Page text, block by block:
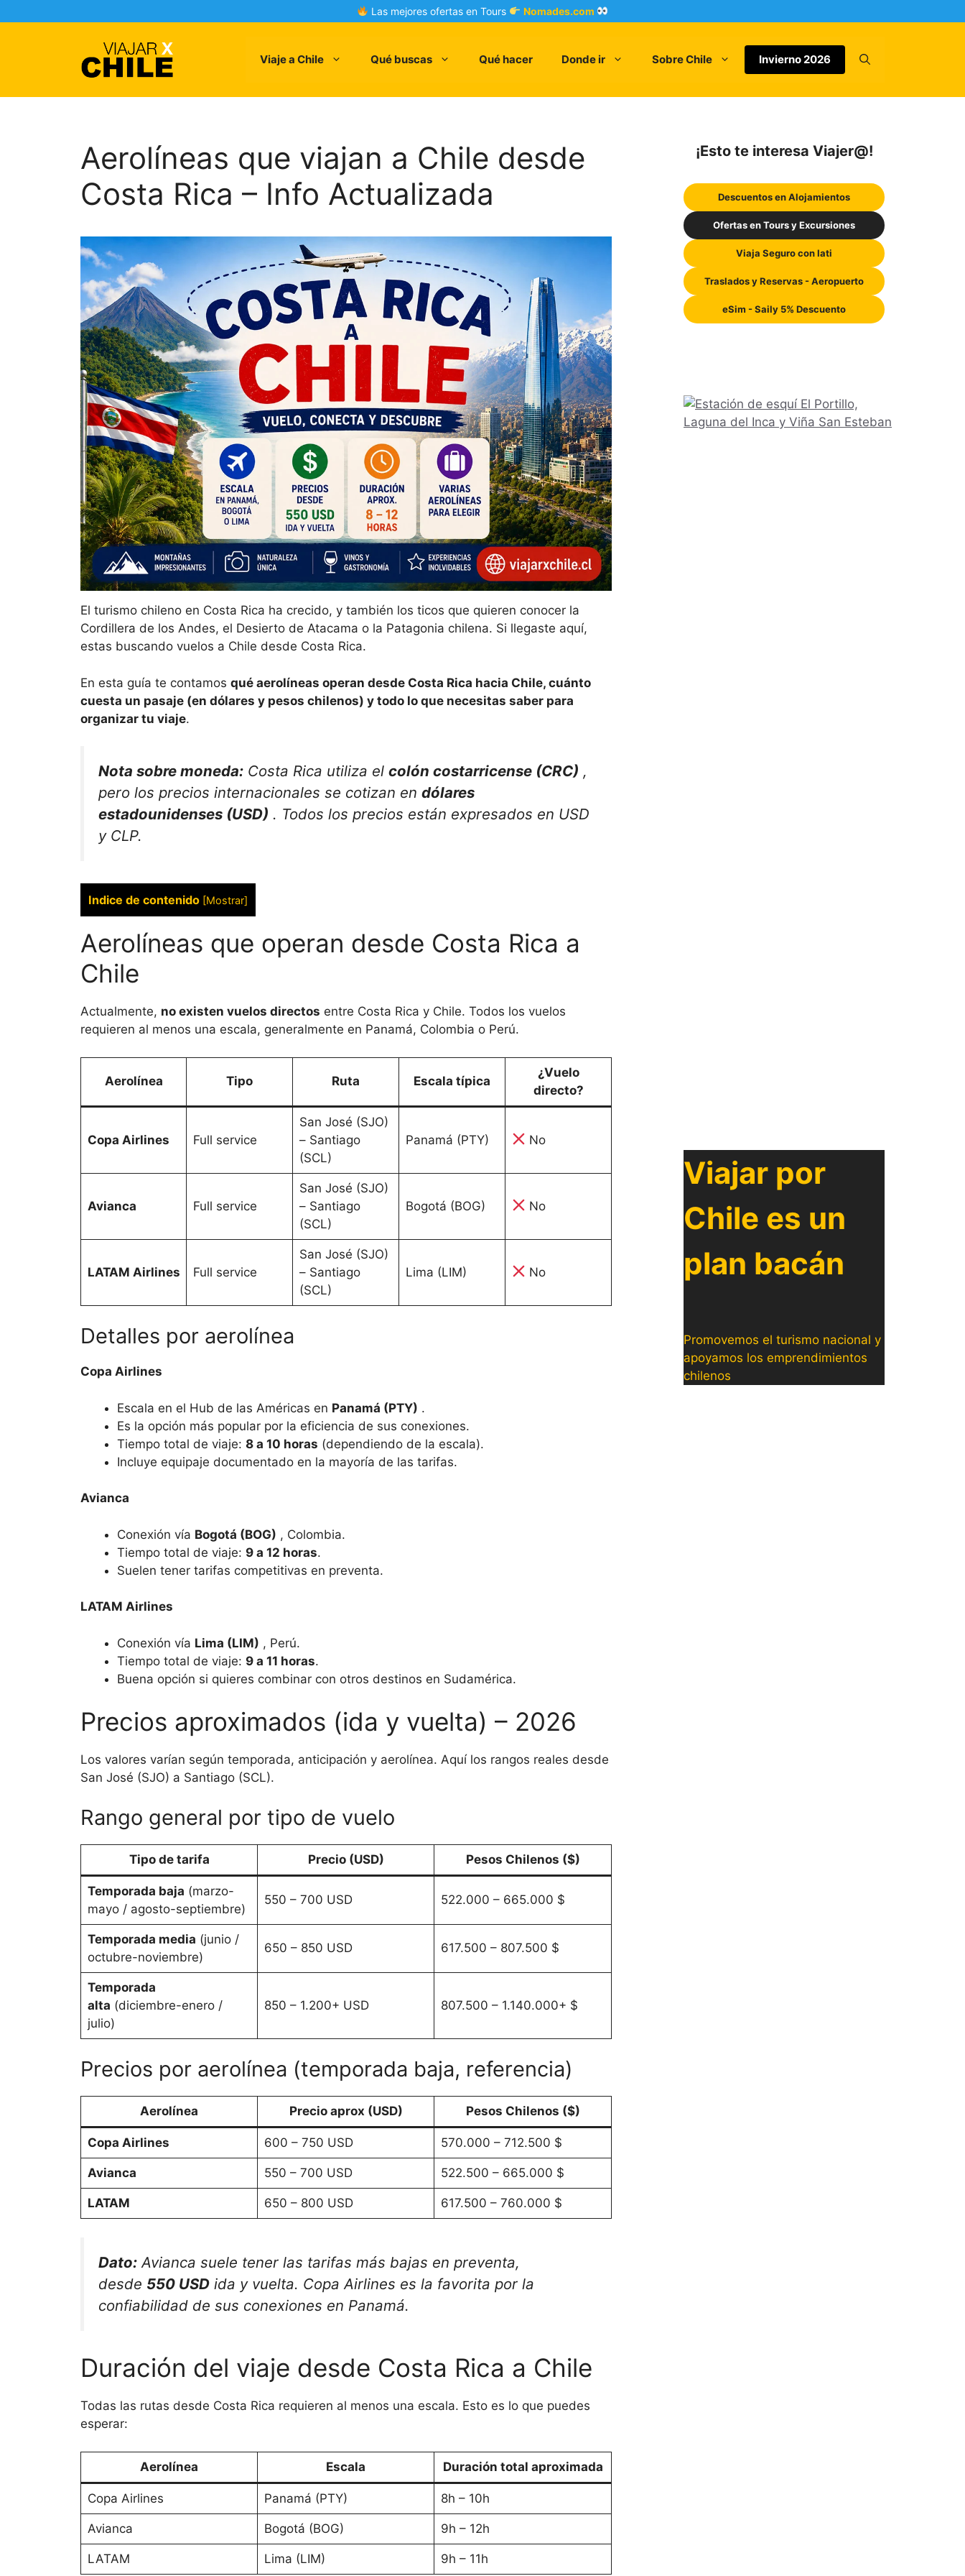
to
Las mejores ofertas en Tours Nomades.com
Viaje a Chile Qué buscas Qué hacer Donde ir Sobre Chile Invierno 2026
Aerolíneas que viajan a Chile desde
Costa Rica – Info Actualizada
El turismo chileno en Costa Rica ha crecido, y también los ticos que quieren conocer la
Cordillera de los Andes, el Desierto de Atacama o la Patagonia chilena. Si llegaste aquí,
estas buscando vuelos a Chile desde Costa Rica.
En esta guía te contamos qué aerolíneas operan desde Costa Rica hacia Chile, cuánto
cuesta un pasaje (en dólares y pesos chilenos) y todo lo que necesitas saber para
organizar tu viaje.
Nota sobre moneda: Costa Rica utiliza el colón costarricense (CRC) ,
pero los precios internacionales se cotizan en dólares
estadounidenses (USD) . Todos los precios están expresados en USD
y CLP.
Indice de contenido [Mostrar]
Aerolíneas que operan desde Costa Rica a
Chile
Actualmente, no existen vuelos directos entre Costa Rica y Chile. Todos los vuelos
requieren al menos una escala, generalmente en Panamá, Colombia o Perú.
Aerolínea Tipo Ruta Escala típica
¿Vuelo
directo?
Copa Airlines Full service
San José (SJO)
– Santiago
(SCL)
Panamá (PTY) No
Avianca Full service
San José (SJO)
– Santiago
(SCL)
Bogotá (BOG) No
LATAM Airlines Full service
San José (SJO)
– Santiago
(SCL)
Lima (LIM) No
Detalles por aerolínea
Copa Airlines
Escala en el Hub de las Américas en Panamá (PTY) .
Es la opción más popular por la eficiencia de sus conexiones.
Tiempo total de viaje: 8 a 10 horas (dependiendo de la escala).
Incluye equipaje documentado en la mayoría de las tarifas.
Avianca
Conexión vía Bogotá (BOG) , Colombia.
Tiempo total de viaje: 9 a 12 horas.
Suelen tener tarifas competitivas en preventa.
LATAM Airlines
Conexión vía Lima (LIM) , Perú.
Tiempo total de viaje: 9 a 11 horas.
Buena opción si quieres combinar con otros destinos en Sudamérica.
Precios aproximados (ida y vuelta) – 2026
Los valores varían según temporada, anticipación y aerolínea. Aquí los rangos reales desde
San José (SJO) a Santiago (SCL).
Rango general por tipo de vuelo
Tipo de tarifa Precio (USD) Pesos Chilenos ($)
Temporada baja (marzo-
mayo / agosto-septiembre)
550 – 700 USD 522.000 – 665.000 $
Temporada media (junio /
octubre-noviembre)
650 – 850 USD 617.500 – 807.500 $
Temporada
alta (diciembre-enero /
julio)
850 – 1.200+ USD 807.500 – 1.140.000+ $
Precios por aerolínea (temporada baja, referencia)
Aerolínea Precio aprox (USD) Pesos Chilenos ($)
Copa Airlines 600 – 750 USD 570.000 – 712.500 $
Avianca 550 – 700 USD 522.500 – 665.000 $
LATAM 650 – 800 USD 617.500 – 760.000 $
Dato: Avianca suele tener las tarifas más bajas en preventa,
desde 550 USD ida y vuelta. Copa Airlines es la favorita por la
confiabilidad de sus conexiones en Panamá.
Duración del viaje desde Costa Rica a Chile
Todas las rutas desde Costa Rica requieren al menos una escala. Esto es lo que puedes
esperar:
Aerolínea Escala Duración total aproximada
Copa Airlines Panamá (PTY) 8h – 10h
Avianca Bogotá (BOG) 9h – 12h
LATAM Lima (LIM) 9h – 11h
¡Esto te interesa Viajer@!
Descuentos en Alojamientos
Ofertas en Tours y Excursiones
Viaja Seguro con Iati
Traslados y Reservas - Aeropuerto
eSim - Saily 5% Descuento
Viajar por
Chile es un
plan bacán
Promovemos el turismo nacional y
apoyamos los emprendimientos
chilenos